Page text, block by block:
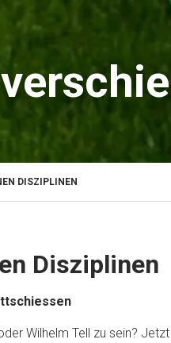
DISZIPLINEN
Disziplinen
Wilhelm Tell zu sein?